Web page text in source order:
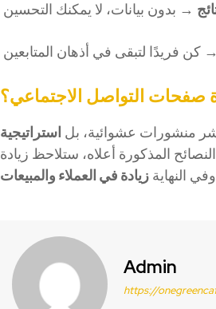
صفحات التواصل الاجتماعي؟
منشورات عشوائية، بل استراتيجية
المذكورة أعلاه، ستلاحظ زيادة
النهاية زيادة في العملاء والمبيعات
Admin
https://